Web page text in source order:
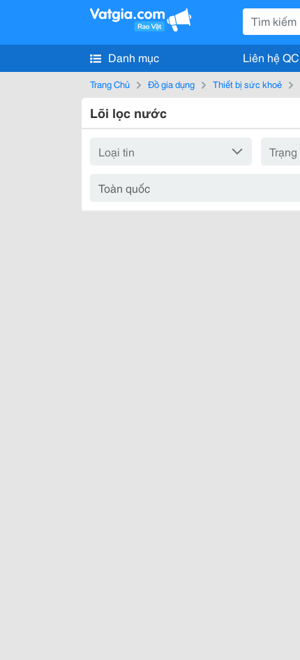
Danh mục Liên hệ QC
Trang Chủ Đồ gia dụng Thiết bị sức khoẻ
Lõi lọc nước